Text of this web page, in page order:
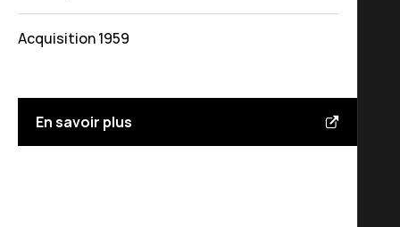
Acquisition 1959
En savoir plus